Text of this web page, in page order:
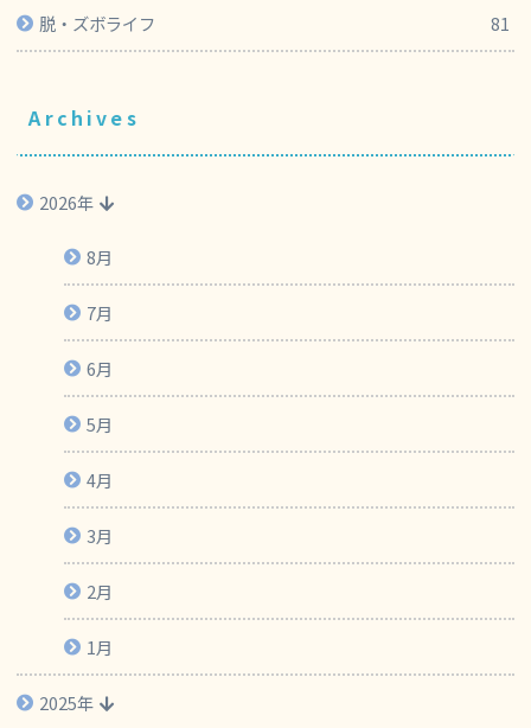
脱・ズボライフ 81
Archives
2026年
8月
7月
6月
5月
4月
3月
2月
1月
2025年